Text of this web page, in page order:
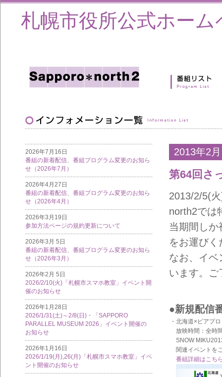
札幌市役所公式ホーム
2026年7月16日
番組の新着配信、番組プログラム変更のお知ら
せ（2026年7月）
2026年4月27日
番組の新着配信、番組プログラム変更のお知ら
せ（2026年4月）
2026年3月19日
参加方法ページの規約更新について
2026年3月 5日
番組の新着配信、番組プログラム変更のお知ら
せ（2026年3月）
2026年2月 5日
2026/2/10(火)「札幌市スマホ教室」イベント開
催のお知らせ
2026年1月28日
2026/1/31(土)～2/8(日)・「SAPPORO
PARALLEL MUSEUM 2026」イベント開催の
お知らせ
2026年1月16日
2026/1/19(月),26(月)「札幌市スマホ教室」イベ
ント開催のお知らせ
2013年2
第64回さ
2013/2/5(
north2では
当期間し
をお運びく
なお、イベ
います。ご
●新規配信
・北海道×ピアプ
放映時間：全時
SNOW
関連イベントを
番組詳細はこち